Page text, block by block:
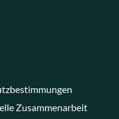
Zusammenarbeit